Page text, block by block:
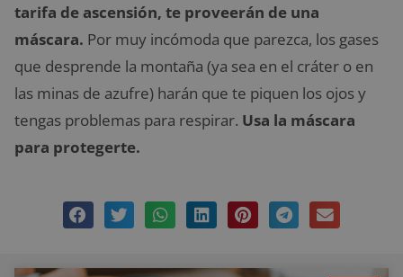
tarifa de ascensión, te proveerán de una
máscara. Por muy incómoda que parezca, los gases
que desprende la montaña (ya sea en el cráter o en
las minas de azufre) harán que te piquen los ojos y
tengas problemas para respirar. Usa la máscara
para protegerte.